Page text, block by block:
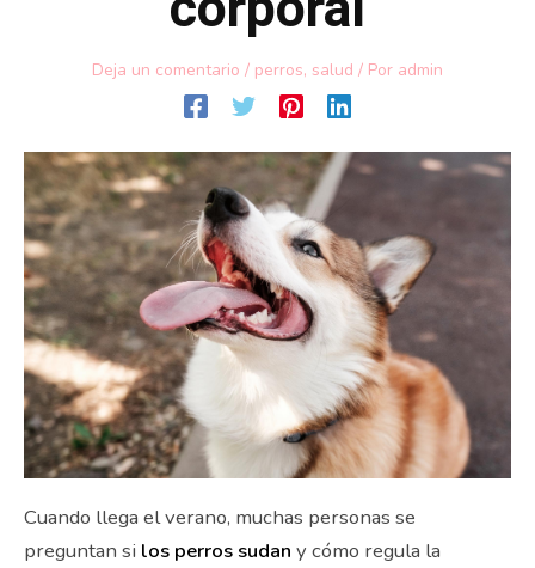
Deja un comentario / perros, salud / Por admin
Cuando llega el verano, muchas personas se
preguntan si los perros sudan y cómo regula la